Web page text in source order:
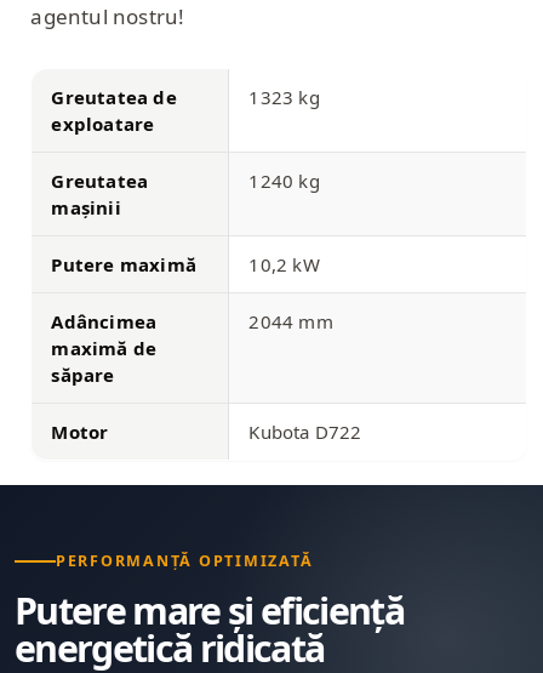
agentul nostru!
Greutatea de
exploatare
1323 kg
Greutatea
mașinii
1240 kg
Putere maximă 10,2 kW
Adâncimea
maximă de
săpare
2044 mm
Motor Kubota D722
PERFORMANȚĂ OPTIMIZATĂ
Putere mare și eficiență
energetică ridicată